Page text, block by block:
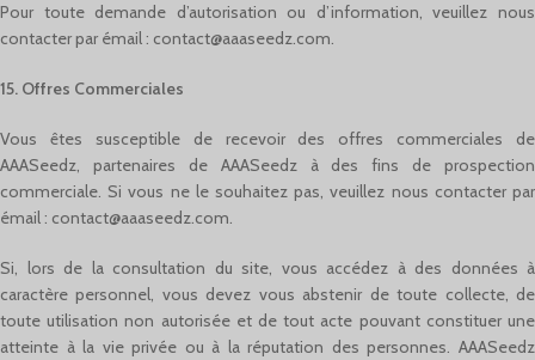
Pour toute demande d’autorisation ou d’information, veuillez nous
contacter par émail : contact@aaaseedz.com.
15. Offres Commerciales
Vous êtes susceptible de recevoir des offres commerciales de
AAASeedz, partenaires de AAASeedz à des fins de prospection
commerciale. Si vous ne le souhaitez pas, veuillez nous contacter par
émail : contact@aaaseedz.com.
Si, lors de la consultation du site, vous accédez à des données à
caractère personnel, vous devez vous abstenir de toute collecte, de
toute utilisation non autorisée et de tout acte pouvant constituer une
atteinte à la vie privée ou à la réputation des personnes. AAASeedz